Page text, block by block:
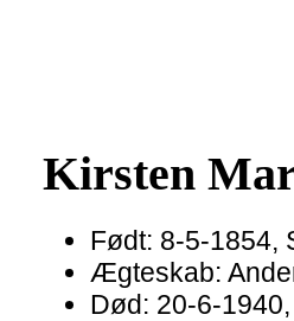
Kirsten
Født: 8-5-1854,
Ægteskab:
Død: 20-6-